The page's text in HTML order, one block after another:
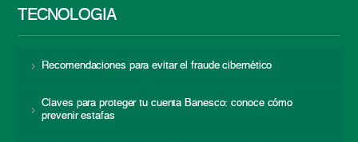
TECNOLOGÍA
Recomendaciones para evitar el fraude cibernético
Claves para proteger tu cuenta Banesco: conoce cómo
prevenir estafas